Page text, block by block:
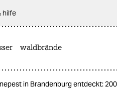
hilfe
waldbrände
in Brandenburg entdeckt: